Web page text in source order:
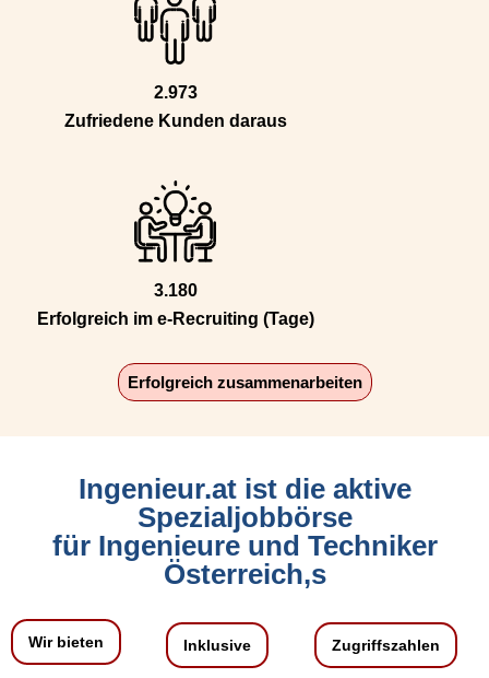
2.973
Zufriedene Kunden daraus
3.180
Erfolgreich im e-Recruiting (Tage)
Erfolgreich zusammenarbeiten
Ingenieur.at ist die aktive
Spezialjobbörse
für Ingenieure und Techniker
Österreich,s
Wir bieten Inklusive Zugriffszahlen